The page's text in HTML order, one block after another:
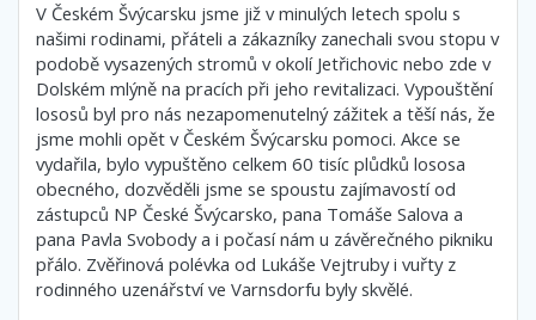
V Českém Švýcarsku jsme již v minulých letech spolu s
našimi rodinami, přáteli a zákazníky zanechali svou stopu v
podobě vysazených stromů v okolí Jetřichovic nebo zde v
Dolském mlýně na pracích při jeho revitalizaci. Vypouštění
lososů byl pro nás nezapomenutelný zážitek a těší nás, že
jsme mohli opět v Českém Švýcarsku pomoci. Akce se
vydařila, bylo vypuštěno celkem 60 tisíc plůdků lososa
obecného, dozvěděli jsme se spoustu zajímavostí od
zástupců NP České Švýcarsko, pana Tomáše Salova a
pana Pavla Svobody a i počasí nám u závěrečného pikniku
přálo. Zvěřinová polévka od Lukáše Vejtruby i vuřty z
rodinného uzenářství ve Varnsdorfu byly skvělé.